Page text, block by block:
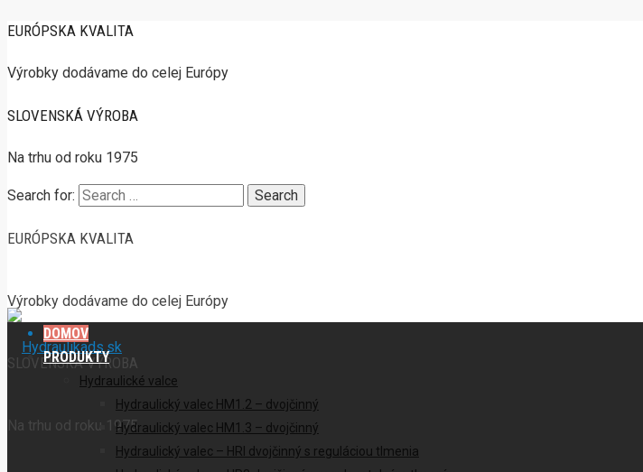
EURÓPSKA KVALITA
Výrobky dodávame do celej Európy
SLOVENSKÁ VÝROBA
Na trhu od roku 1975
Search for:
EURÓPSKA KVALITA
Výrobky dodávame do celej Európy
SLOVENSKÁ VÝROBA
Na trhu od roku 1975
DOMOV
PRODUKTY
Hydraulické valce
Hydraulický valec HM1.2 – dvojčinný
Hydraulický valec HM1.3 – dvojčinný
Hydraulický valec – HRI dvojčinný s reguláciou tlmenia